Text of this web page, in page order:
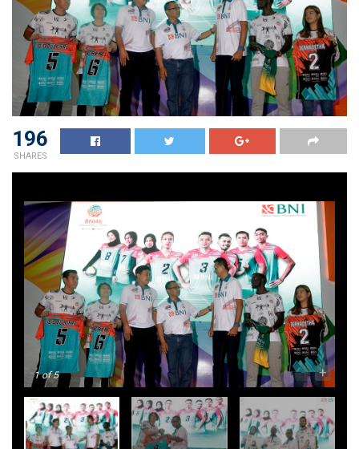
196
SHARES
1of 5 - +